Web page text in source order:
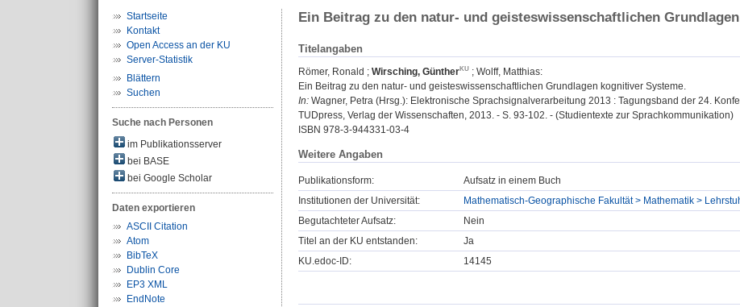
Startseite
Kontakt
Open Access an der KU
Server-Statistik
Blättern
Suchen
Suche nach Personen
im Publikationsserver
bei BASE
bei Google Scholar
Daten exportieren
ASCII Citation
Atom
BibTeX
Dublin Core
EP3 XML
EndNote
Ein Beitrag zu den natur- und geisteswissenschaftlichen
Titelangaben
Römer, Ronald ; Wirsching, Günther ; Wolff, Matthias:
Ein Beitrag zu den natur- und geisteswissenschaftlichen Grundlagen kognitiver Systeme.
In: Wagner, Petra (Hrsg.): Elektronische Sprachsignalverarbeitung 2013 : Tagungsband der 24.
TUDpress, Verlag der Wissenschaften, 2013. - S. 93-102. - (Studientexte zur Sprachkommunikation)
ISBN 978-3-944331-03-4
Weitere Angaben
Publikationsform:
Aufsatz in einem Buch
Institutionen der Universität:
Mathematisch-Geographische Fakultät > Mathematik >
Begutachteter Aufsatz:
Nein
Titel an der KU entstanden:
Ja
KU.edoc-ID:
14145